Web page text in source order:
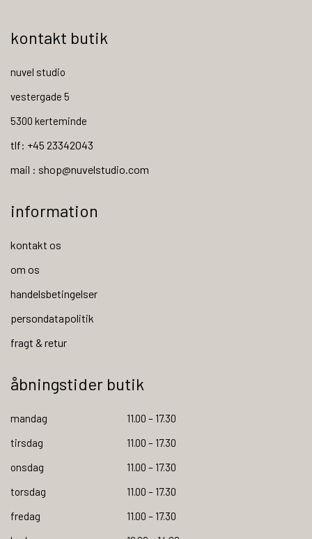
kontakt butik
nuvel studio
vestergade 5
5300 kerteminde
tlf: +45 23342043
mail : shop@nuvelstudio.com
information
kontakt os
om os
handelsbetingelser
persondatapolitik
fragt & retur
åbningstider butik
mandag
11.00 – 17.30
tirsdag
11.00 – 17.30
onsdag
11.00 – 17.30
torsdag
11.00 – 17.30
fredag
11.00 – 17.30